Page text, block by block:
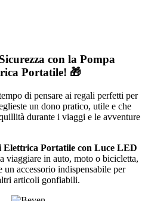
con la Pompa
Portatile! 🎁
di pensare ai regali perfetti per
un dono pratico, utile e che
durante i viaggi e le avventure
Elettrica Portatile con Luce LED
viaggiare in auto, moto o bicicletta,
un accessorio indispensabile per
articoli gonfiabili.